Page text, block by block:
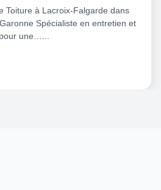
Toiture à Lacroix-Falgarde dans
Spécialiste en entretien et
une…...